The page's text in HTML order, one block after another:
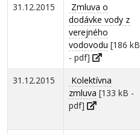
31.12.2015
Zmluva o
dodávke vody z
verejného
vodovodu [186 kB
- pdf]
31.12.2015
Kolektívna
zmluva [133 kB -
pdf]